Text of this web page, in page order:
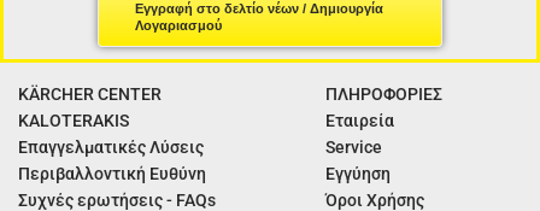
Εγγραφή στο δελτίο νέων / Δημιουργία
Λογαριασμού
KÄRCHER CENTER
KALOTERAKIS
Επαγγελματικές Λύσεις
Περιβαλλοντική Ευθύνη
Συχνές ερωτήσεις - FAQs
ΠΛΗΡΟΦΟΡΙΕΣ
Εταιρεία
Service
Εγγύηση
Όροι Χρήσης